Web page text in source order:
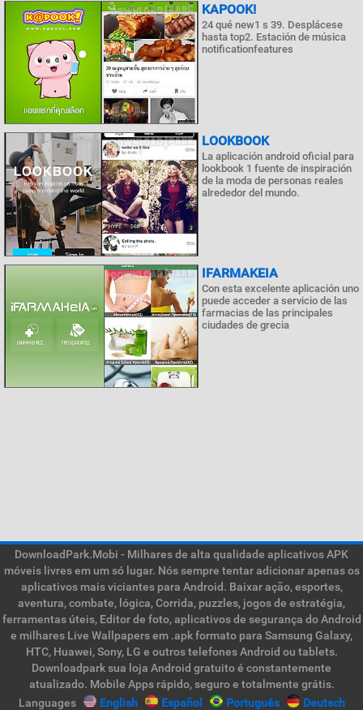
KAPOOK!
24 qué new1 s 39. Desplácese
hasta top2. Estación de música
notificationfeatures
LOOKBOOK
La aplicación android oficial para
lookbook 1 fuente de inspiración
de la moda de personas reales
alrededor del mundo.
IFARMAKEIA
Con esta excelente aplicación uno
puede acceder a servicio de las
farmacias de las principales
ciudades de grecia
DownloadPark.Mobi - Milhares de alta qualidade aplicativos APK
móveis livres em um só lugar. Nós sempre tentar adicionar apenas os
aplicativos mais viciantes para Android. Baixar ação, esportes,
aventura, combate, lógica, Corrida, puzzles, jogos de estratégia,
ferramentas úteis, Editor de foto, aplicativos de segurança do Android
e milhares Live Wallpapers em .apk formato para Samsung Galaxy,
HTC, Huawei, Sony, LG e outros telefones Android ou tablets.
Downloadpark sua loja Android gratuito é constantemente
atualizado. Mobile Apps rápido, seguro e totalmente grátis.
Languages
English Español Português Deutsch